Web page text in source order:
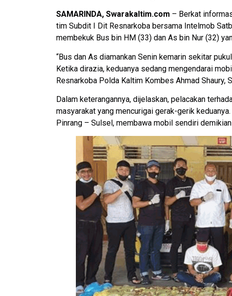
SAMARINDA, Swarakaltim.com – Berkat
tim Subdit I Dit Resnarkoba bersama Intelmob
membekuk Bus bin HM (33) dan As bin Nur (32)
“Bus dan As diamankan Senin kemarin sekitar
Ketika dirazia, keduanya sedang mengendarai
Resnarkoba Polda Kaltim Kombes Ahmad Shaury,
Dalam keterangannya, dijelaskan, pelacakan
masyarakat yang mencurigai gerak-gerik
Pinrang – Sulsel, membawa mobil sendiri